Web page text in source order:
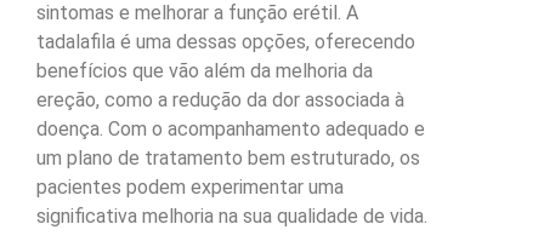
sintomas e melhorar a função erétil. A
tadalafila é uma dessas opções, oferecendo
benefícios que vão além da melhoria da
ereção, como a redução da dor associada à
doença. Com o acompanhamento adequado e
um plano de tratamento bem estruturado, os
pacientes podem experimentar uma
significativa melhoria na sua qualidade de vida.